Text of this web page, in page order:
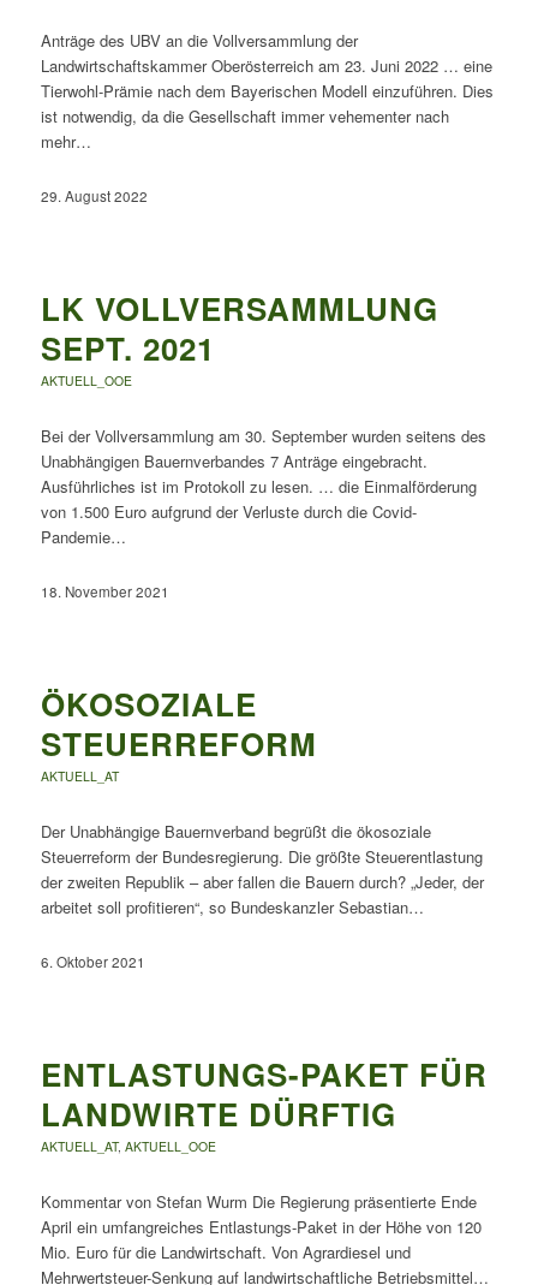
Anträge des UBV an die Vollversammlung der
Landwirtschaftskammer Oberösterreich am 23. Juni 2022 … eine
Tierwohl-Prämie nach dem Bayerischen Modell einzuführen. Dies
ist notwendig, da die Gesellschaft immer vehementer nach
mehr…
29. August 2022
LK VOLLVERSAMMLUNG
SEPT. 2021
AKTUELL_OOE
Bei der Vollversammlung am 30. September wurden seitens des
Unabhängigen Bauernverbandes 7 Anträge eingebracht.
Ausführliches ist im Protokoll zu lesen. … die Einmalförderung
von 1.500 Euro aufgrund der Verluste durch die Covid-
Pandemie…
18. November 2021
ÖKOSOZIALE
STEUERREFORM
AKTUELL_AT
Der Unabhängige Bauernverband begrüßt die ökosoziale
Steuerreform der Bundesregierung. Die größte Steuerentlastung
der zweiten Republik – aber fallen die Bauern durch? „Jeder, der
arbeitet soll profitieren“, so Bundeskanzler Sebastian…
6. Oktober 2021
ENTLASTUNGS-PAKET FÜR
LANDWIRTE DÜRFTIG
AKTUELL_AT, AKTUELL_OOE
Kommentar von Stefan Wurm Die Regierung präsentierte Ende
April ein umfangreiches Entlastungs-Paket in der Höhe von 120
Mio. Euro für die Landwirtschaft. Von Agrardiesel und
Mehrwertsteuer-Senkung auf landwirtschaftliche Betriebsmittel…